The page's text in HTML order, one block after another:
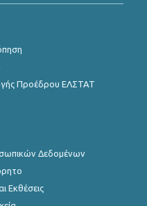
Προέδρου ΕΛΣΤΑΤ
Δεδομένων
Εκθέσεις